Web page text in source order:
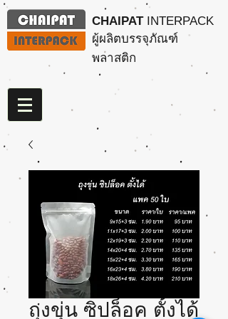
CHAIPATINTERPACK
ผู้ผลิตบรรจุภัณฑ์
พลาสติก
ถุงขุ่น ซิปล็อค ตั้งได้